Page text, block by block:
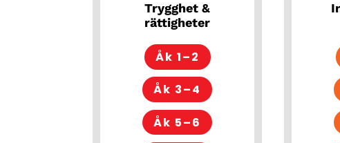
Trygghet &
rättigheter
Åk 1–2
Åk 3–4
Åk 5–6